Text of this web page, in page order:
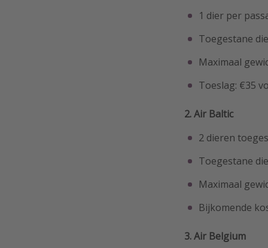
1 dier per
Toegestane
Maximaal
Toeslag: €35
2. Air Baltic
2 dieren
Toegestane
Maximaal
Bijkomende
3. Air Belgium